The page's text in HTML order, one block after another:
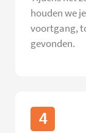
houden we
voortgang,
gevonden.
4